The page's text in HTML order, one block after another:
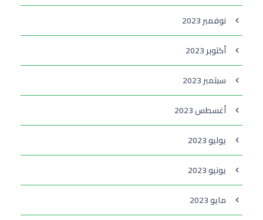
نوفمبر 2023
أكتوبر 2023
سبتمبر 2023
أغسطس 2023
يوليو 2023
يونيو 2023
مايو 2023